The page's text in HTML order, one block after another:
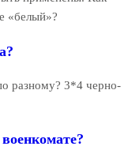
«белый»?
разному? 3*4 черно-